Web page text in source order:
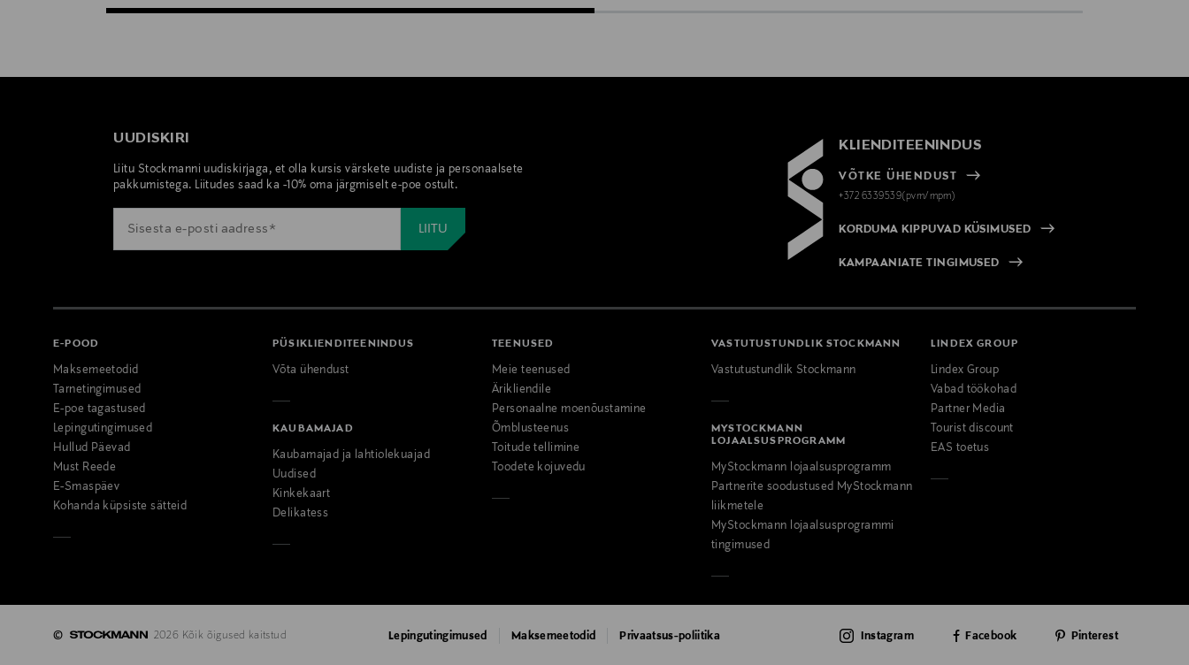
UUDISKIRI
Liitu Stockmanni uudiskirjaga, et olla kursis värskete uudiste ja personaalsete
pakkumistega. Liitudes saad ka -10% oma järgmiselt e-poe ostult.
KLIENDITEENINDUS
VÕTKE ÜHENDUST
+372 6339539(pvm/mpm)
KORDUMA KIPPUVAD KÜSIMUSED
KAMPAANIATE TINGIMUSED
E-POOD
Maksemeetodid
Tarnetingimused
E-poe tagastused
Lepingutingimused
Hullud Päevad
Must Reede
E-Smaspäev
Kohanda küpsiste sätteid
PÜSIKLIENDITEENINDUS
Võta ühendust
KAUBAMAJAD
Kaubamajad ja lahtiolekuajad
Uudised
Kinkekaart
Delikatess
TEENUSED
Meie teenused
Ärikliendile
Personaalne moenõustamine
Õmblusteenus
Toitude tellimine
Toodete kojuvedu
VASTUTUSTUNDLIK STOCKMANN
Vastutustundlik Stockmann
MYSTOCKMANN
LOJAALSUSPROGRAMM
MyStockmann lojaalsusprogramm
Partnerite soodustused MyStockmann
liikmetele
MyStockmann lojaalsusprogrammi
tingimused
LINDEX GROUP
Lindex Group
Vabad töökohad
Partner Media
Tourist discount
EAS toetus
© 2026 Kõik õigused kaitstud Lepingutingimused Maksemeetodid Privaatsus-poliitika Instagram Facebook Pinterest